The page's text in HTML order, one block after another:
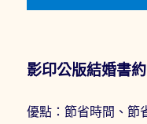
影印公版結婚書約
優點：節省時間、節